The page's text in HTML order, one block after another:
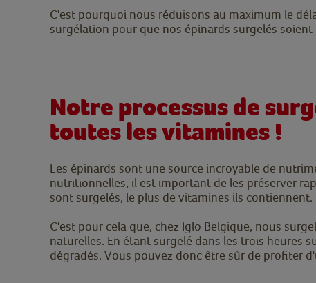
C'est pourquoi nous réduisons au maximum le
surgélation pour que nos épinards surgelés soient
Notre processus de
toutes les vitamines !
Les épinards sont une source incroyable de
nutritionnelles, il est important de les préserver
sont surgelés, le plus de vitamines ils contiennent.
C'est pour cela que, chez Iglo Belgique, nous
naturelles. En étant surgelé dans les trois heures
dégradés. Vous pouvez donc être sûr de profiter